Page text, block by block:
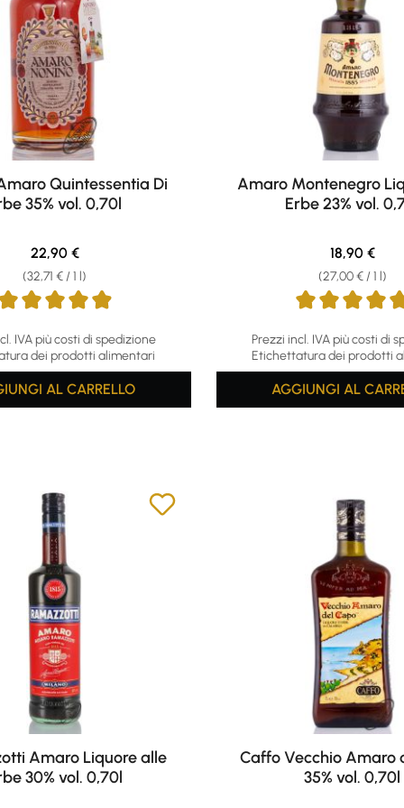
Quintessentia Di
35% vol. 0,70l
IVA più costi di spedizione
dei prodotti alimentari
(32,71 € / 1 l)
Regular price:
22,90 €
AL CARRELLO
Amaro Montenegro
Erbe 23% vol.
Prezzi incl. IVA più costi di
Etichettatura dei prodotti
(27,00 € / 1 l)
Regular
18,90 €
AGGIUNGI AL
Amaro Liquore alle
30% vol. 0,70l
Caffo Vecchio Amaro
35% vol. 0,70l